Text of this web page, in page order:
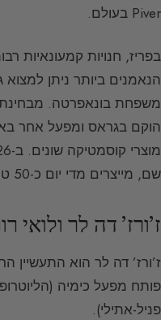
Piver בעולם.
בפריז, חנויות קמעונאיות
הנאמנים ביותר ניתן
משפחת בונאפרטה. מבחינת
הוקם בגראס ומפעל אחר
שם, מייצרים מדי יום כ-50 טון מוצרים.
ז’ורז’ דה לר ולואי
ז’ורז’ דה לר הוא התעשיין
פותח מפעל כימיה
פניל-אתילי).